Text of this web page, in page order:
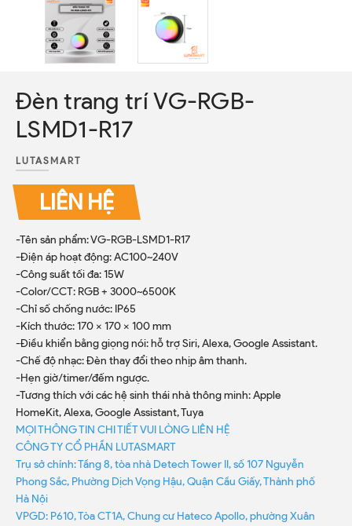
Đèn trang trí VG-RGB-
LSMD1-R17
LUTASMART
LIÊN HỆ
-Tên sản phẩm: VG-RGB-LSMD1-R17
-Điện áp hoạt động: AC100~240V
-Công suất tối đa: 15W
-Color/CCT: RGB + 3000~6500K
-Chỉ số chống nước: IP65
-Kích thước: 170 x 170 x 100 mm
-Điều khiển bằng giọng nói: hỗ trợ Siri, Alexa, Google Assistant.
-Chế độ nhạc: Đèn thay đổi theo nhịp âm thanh.
-Hẹn giờ/timer/đếm ngược.
-Tương thích với các hệ sinh thái nhà thông minh: Apple
HomeKit, Alexa, Google Assistant, Tuya
MỌI THÔNG TIN CHI TIẾT VUI LÒNG LIÊN HỆ
CÔNG TY CỔ PHẦN LUTASMART
Trụ sở chính: Tầng 8, tòa nhà Detech Tower II, số 107 Nguyễn
Phong Sắc, Phường Dịch Vọng Hậu, Quận Cầu Giấy, Thành phố
Hà Nội
VPGD: P610, Tòa CT1A, Chung cư Hateco Apollo, phường Xuân